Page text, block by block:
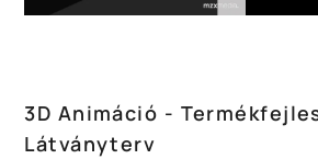
3D Animáció -
Látványterv